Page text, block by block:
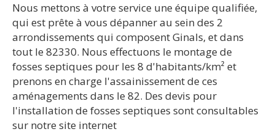
Nous mettons à votre service une équipe qualifiée,
qui est prête à vous dépanner au sein des 2
arrondissements qui composent Ginals, et dans
tout le 82330. Nous effectuons le montage de
fosses septiques pour les 8 d'habitants/km² et
prenons en charge l'assainissement de ces
aménagements dans le 82. Des devis pour
l'installation de fosses septiques sont consultables
sur notre site internet